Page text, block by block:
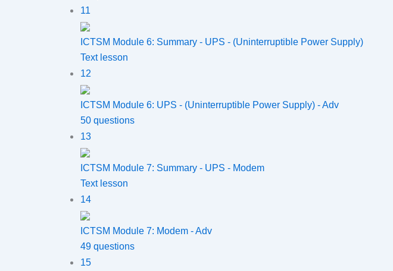
11
ICTSM Module 6: Summary - UPS - (Uninterruptible Power Supply)
Text lesson
12
ICTSM Module 6: UPS - (Uninterruptible Power Supply) - Adv
50 questions
13
ICTSM Module 7: Summary - UPS - Modem
Text lesson
14
ICTSM Module 7: Modem - Adv
49 questions
15